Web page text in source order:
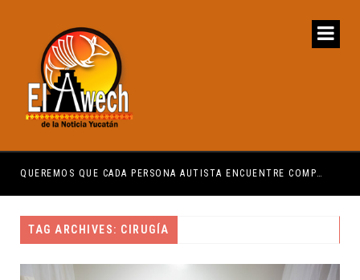
QUEREMOS QUE CADA PERSONA AUTISTA ENCUENTRE COMPRENSIÓN: JDM
TAG ARCHIVES: CIRUGÍA